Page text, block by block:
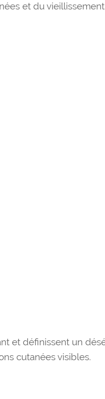
et du
et définissent un
cutanées visibles.